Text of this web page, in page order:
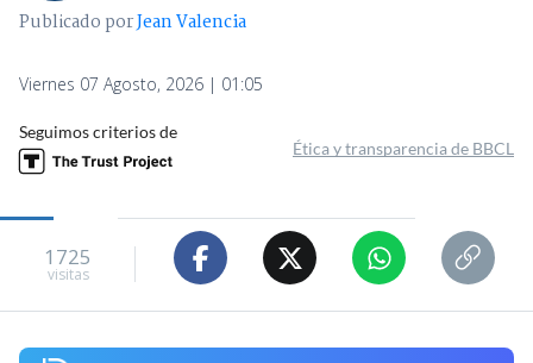
Publicado porJean Valencia
Viernes 07 Agosto, 2026 | 01:05
Seguimos criterios de
Ética y transparencia de BBCL
1725
visitas